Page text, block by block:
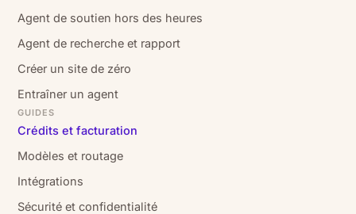
Agent de soutien hors des heures
Agent de recherche et rapport
Créer un site de zéro
Entraîner un agent
GUIDES
Crédits et facturation
Modèles et routage
Intégrations
Sécurité et confidentialité